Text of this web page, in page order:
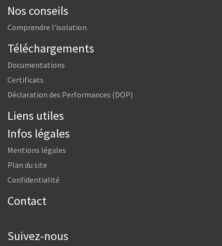
Nos conseils
Comprendre l'isolation
Téléchargements
Documentations
Certificats
Déclaration des Performances (DOP)
Liens utiles
Infos légales
Mentions légales
Plan du site
Confidentialité
Contact
Suivez-nous